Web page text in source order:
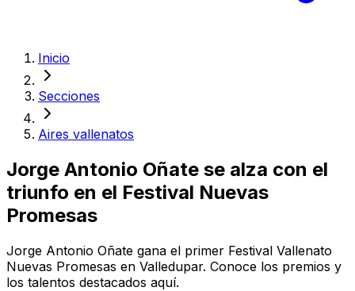
Inicio
Secciones
Aires vallenatos
Jorge Antonio Oñate se alza con el
triunfo en el Festival Nuevas
Promesas
Jorge Antonio Oñate gana el primer Festival Vallenato
Nuevas Promesas en Valledupar. Conoce los premios y
los talentos destacados aquí.